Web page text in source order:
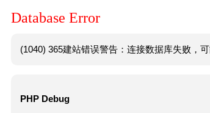
Database Error
(1040) 365建站错误警告：连接数据库失败，
PHP Debug